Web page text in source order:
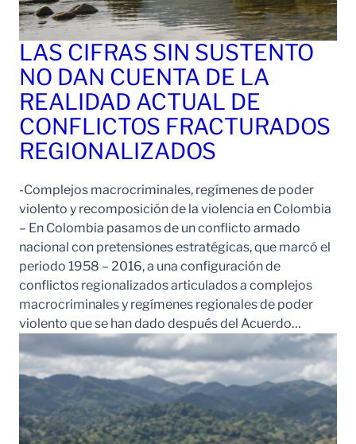
LAS CIFRAS SIN SUSTENTO
NO DAN CUENTA DE LA
REALIDAD ACTUAL DE
CONFLICTOS FRACTURADOS
REGIONALIZADOS
-Complejos macrocriminales, regímenes de poder
violento y recomposición de la violencia en Colombia
– En Colombia pasamos de un conflicto armado
nacional con pretensiones estratégicas, que marcó el
periodo 1958 – 2016, a una configuración de
conflictos regionalizados articulados a complejos
macrocriminales y regímenes regionales de poder
violento que se han dado después del Acuerdo…